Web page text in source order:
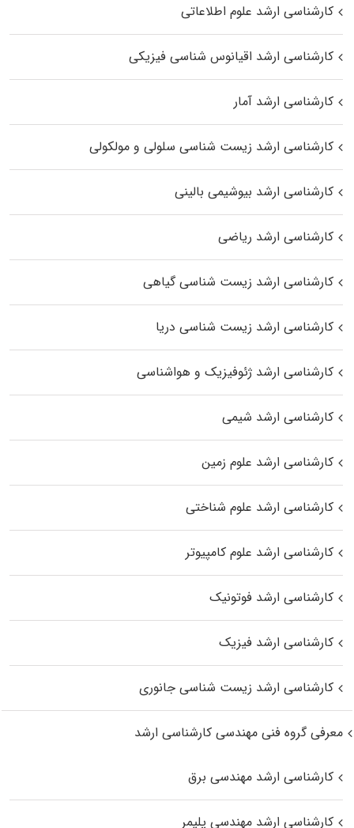
کارشناسی ارشد علوم اطلاعاتی
کارشناسی ارشد اقیانوس‌ شناسی فیزیکی
کارشناسی ارشد آمار
کارشناسی ارشد زیست شناسی سلولی و مولکولی
کارشناسی ارشد بیوشیمی بالینی
کارشناسی ارشد ریاضی
کارشناسی ارشد زیست‌ شناسی گیاهی
کارشناسی ارشد زیست‌ شناسی دریا
کارشناسی ارشد ژئوفیزیک و هواشناسی
کارشناسی ارشد شیمی
کارشناسی ارشد علوم زمین
کارشناسی ارشد علوم شناختی
کارشناسی ارشد علوم کامپیوتر
کارشناسی ارشد فوتونیک
کارشناسی ارشد فیزیک
کارشناسی ارشد زیست‌ شناسی جانوری
معرفی گروه فنی مهندسی کارشناسی ارشد
کارشناسی ارشد مهندسی برق
کارشناسی ارشد مهندسی پلیمر